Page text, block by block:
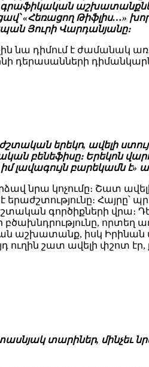
գրաֆիկական
«Հեռացող Թիֆլիս…»
Յուրի Վարդանյանը։
նա դիմում է ժամանակ
դերասանների
երեկո, ավելի
բենեֆիսը։ Երեկոն
լավագույն բարեկամն է»
նրա կոչումը։ Շատ
Հայրը՝
գործիքների վրա։
բծախնդրությունը, որտեղ
աշխատանք, իսկ
շատ ավելի փշոտ էր,
տարիներ, մինչեւ